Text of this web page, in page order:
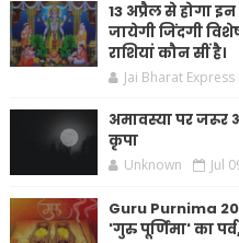
13 अप्रैल से होगा
जायेगी जिंदगी
राशियां कौन सीं है।
Jai Bharat Express
अमावस्या पर जरूर
कृपा
Unknown Jul
Guru Purnima
'गुरु पूर्णिमा' का